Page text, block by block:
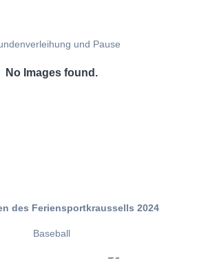
und Pause
No Images found.
des Feriensportkraussells 2024
Baseball